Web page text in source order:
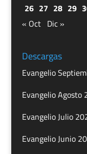
26 27 28 29
« Oct Dic »
Descargas
Evangelio
Evangelio Agosto
Evangelio Julio
Evangelio Junio